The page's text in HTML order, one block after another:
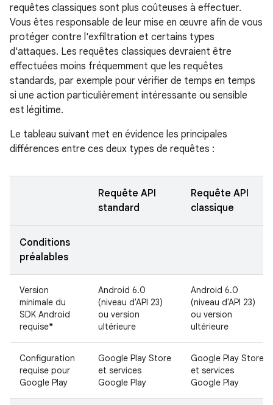
requêtes classiques sont plus coûteuses à effectuer.
Vous êtes responsable de leur mise en œuvre afin de vous
protéger contre l'exfiltration et certains types
d'attaques. Les requêtes classiques devraient être
effectuées moins fréquemment que les requêtes
standards, par exemple pour vérifier de temps en temps
si une action particulièrement intéressante ou sensible
est légitime.
Le tableau suivant met en évidence les principales
différences entre ces deux types de requêtes :
Requête API
standard
Requête API
classique
Conditions
préalables
Version
minimale du
SDK Android
requise*
Android 6.0
(niveau d'API 23)
ou version
ultérieure
Android 6.0
(niveau d'API 23)
ou version
ultérieure
Configuration
requise pour
Google Play
Google Play Store
et services
Google Play
Google Play Store
et services
Google Play